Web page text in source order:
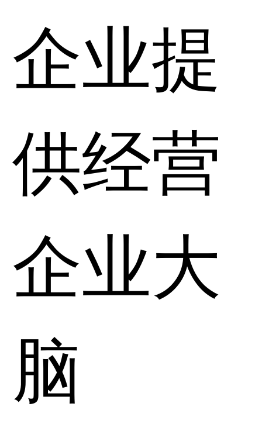
企业提
供经营
企业大
脑